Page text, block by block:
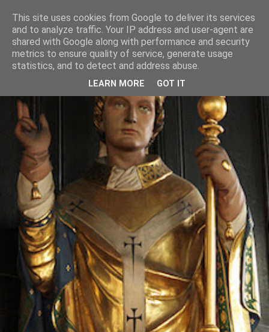
This site uses cookies from Google to deliver its services
and to analyze traffic. Your IP address and user-agent are
shared with Google along with performance and security
metrics to ensure quality of service, generate usage
statistics, and to detect and address abuse.
LEARN MORE GOT IT